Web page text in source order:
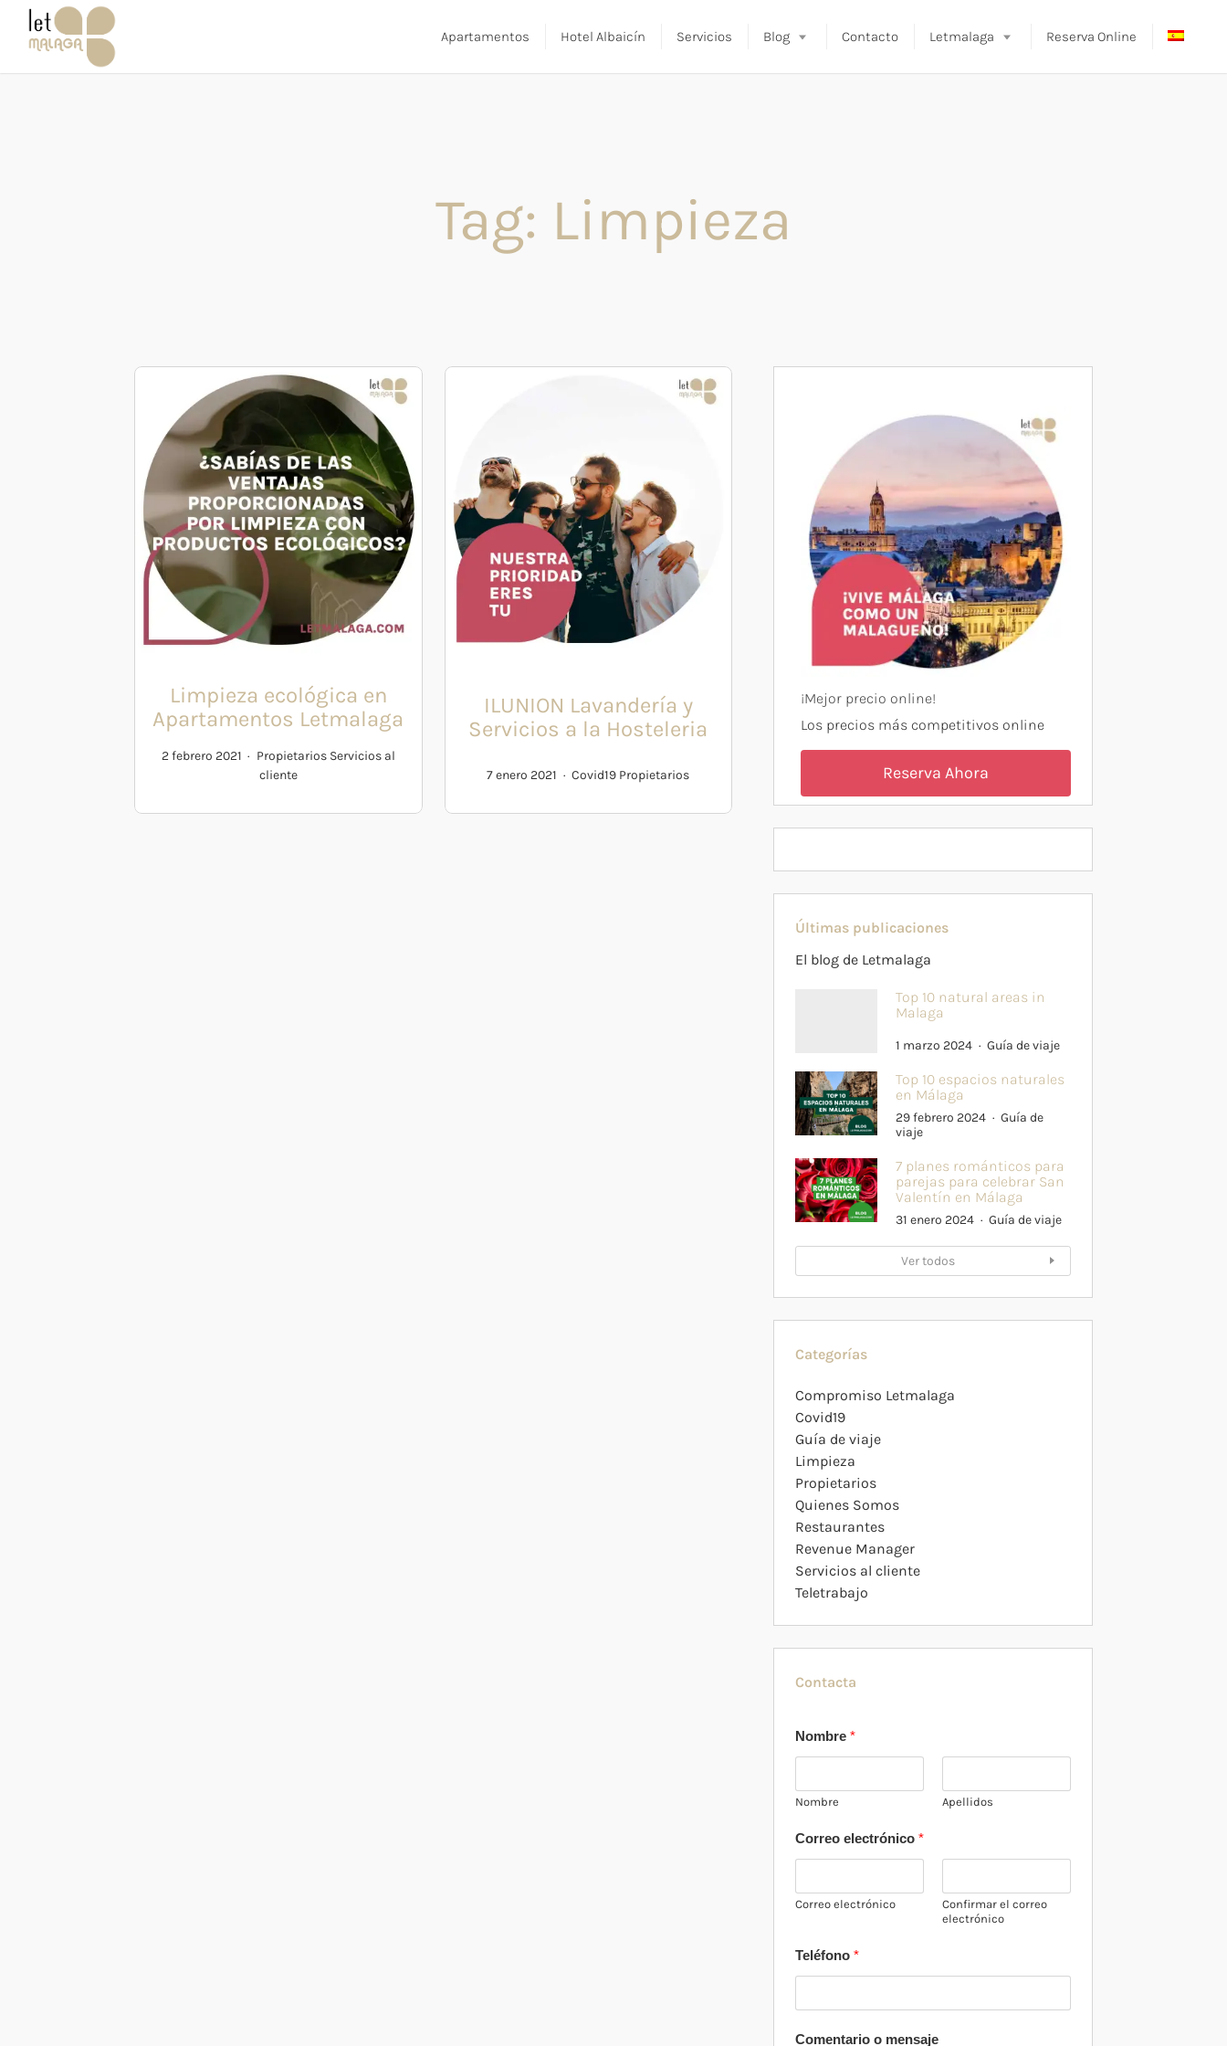
Apartamentos Hotel Albaicín Servicios Blog Contacto Letmalaga Reserva Online
Tag: Limpieza
Limpieza ecológica en
Apartamentos Letmalaga
2 febrero 2021 Propietarios Servicios al
cliente
ILUNION Lavandería y
Servicios a la Hosteleria
7 enero 2021 Covid19 Propietarios
¡Mejor precio online!
Los precios más competitivos online
Reserva Ahora
Últimas publicaciones
El blog de Letmalaga
Top 10 natural areas in
Malaga
1 marzo 2024 Guía de viaje
Top 10 espacios naturales
en Málaga
29 febrero 2024
Guía de
viaje
7 planes románticos para
parejas para celebrar San
Valentín en Málaga
31 enero 2024 Guía de viaje
Ver todos
Categorías
Compromiso Letmalaga
Covid19
Guía de viaje
Limpieza
Propietarios
Quienes Somos
Restaurantes
Revenue Manager
Servicios al cliente
Teletrabajo
Contacta
Nombre *
Nombre Apellidos
Correo electrónico *
Correo electrónico
Confirmar el correo
electrónico
Teléfono *
Comentario o mensaje